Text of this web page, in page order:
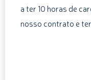
a ter 10 horas de
nosso contrato e